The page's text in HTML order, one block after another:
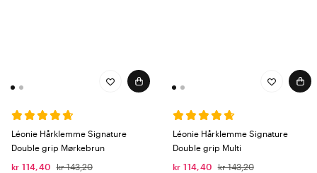
Léonie Hårklemme Signature
Double grip Mørkebrun
kr 114,40
kr 143,20
Léonie Hårklemme Signature
Double grip Multi
kr 114,40
kr 143,20